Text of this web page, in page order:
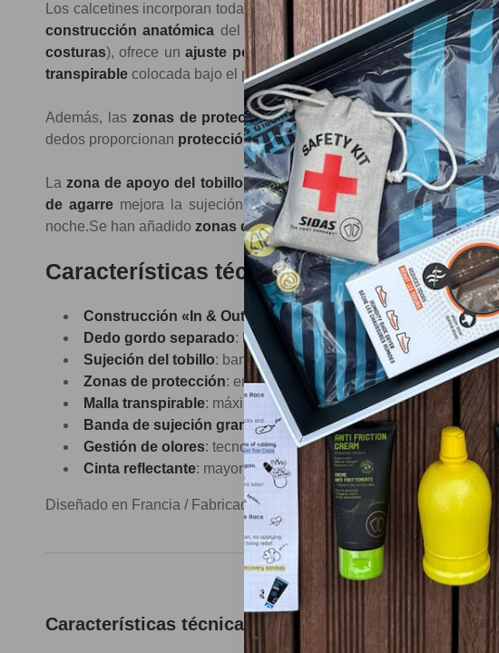
Los calcetines incorporan todas las innovaciones esperadas para la
construcción anatómica del pie izquierdo/derecho, combinada
costuras), ofrece unajuste perfecto y unacomodidadsuperior.
transpirable colocada bajo el pie mantienen tus pies frescos y secos
Además, las zonas de protecciónestratégicamente situadas
dedos proporcionan protección contra impactos , ofreciendouna
Lazona de apoyo del tobillogarantiza una carrera segura y
de agarre mejora la sujeción, y latira reflectantegarantiza una
noche.Se han añadido zonas de protecciónen los tobillos para una
Características técnicas
Construcción «In & Out»
: Mayor comodidad sin costuras.
Dedo gordo separado: libera el dedo gordo del pie para
Sujeción del tobillo: banda de fijación para un ajuste seguro y
Zonas de protección: en los tobillos, en la puntera y en el talón.
Malla transpirable: máxima ventilación para unos pies secos.
Banda de sujeción grande: mejora el agarre y la sinergia entre
Gestión de olores: tecnología Polygiene StayFresh™ para una
Cinta reflectante: mayor visibilidad, incluso en la oscuridad.
Diseñado en Francia / Fabricado en Europa
Características técnicas